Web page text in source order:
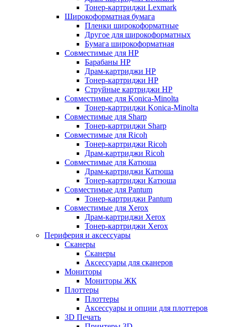
Тонер-картриджи Lexmark
Широкоформатная бумага
Пленки широкоформатные
Другое для широкоформатных
Бумага широкоформатная
Совместимые для HP
Барабаны HP
Драм-картриджи HP
Тонер-картриджи HP
Струйные картриджи HP
Совместимые для Konica-Minolta
Тонер-картриджи Konica-Minolta
Совместимые для Sharp
Тонер-картриджи Sharp
Совместимые для Ricoh
Тонер-картриджи Ricoh
Драм-картриджи Ricoh
Совместимые для Катюша
Драм-картриджи Катюша
Тонер-картриджи Катюша
Совместимые для Pantum
Тонер-картриджи Pantum
Совместимые для Xerox
Драм-картриджи Xerox
Тонер-картриджи Xerox
Периферия и аксессуары
Сканеры
Сканеры
Аксессуары для сканеров
Мониторы
Мониторы ЖК
Плоттеры
Плоттеры
Аксессуары и опции для плоттеров
3D Печать